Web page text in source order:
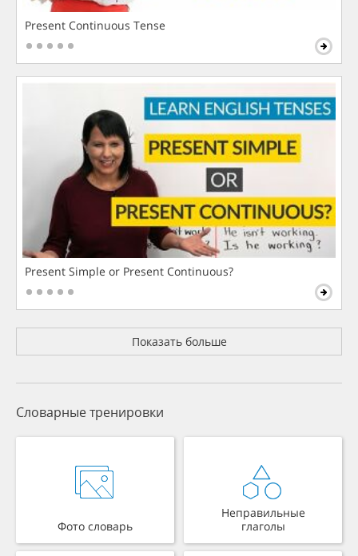
Present Continuous Tense
Present Simple or Present Continuous?
Показать больше
Словарные тренировки
Фото словарь
Неправильные
глаголы